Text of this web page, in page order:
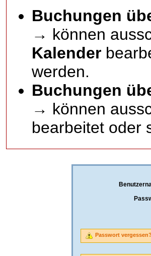
Buchungen
→ können
Kalender
werden.
Buchungen
→ können
bearbeitet oder
Passwort